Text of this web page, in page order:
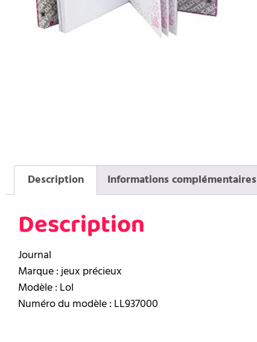
Description Informations complémentaires
Description
Journal
Marque : jeux précieux
Modèle : Lol
Numéro du modèle : LL937000